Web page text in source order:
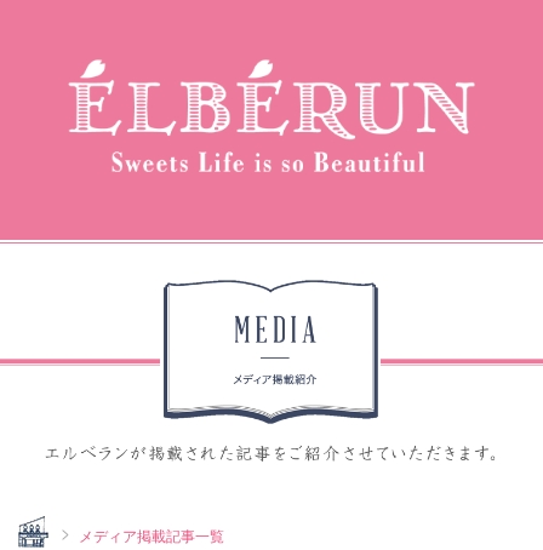
Home メディア掲載記事一覧